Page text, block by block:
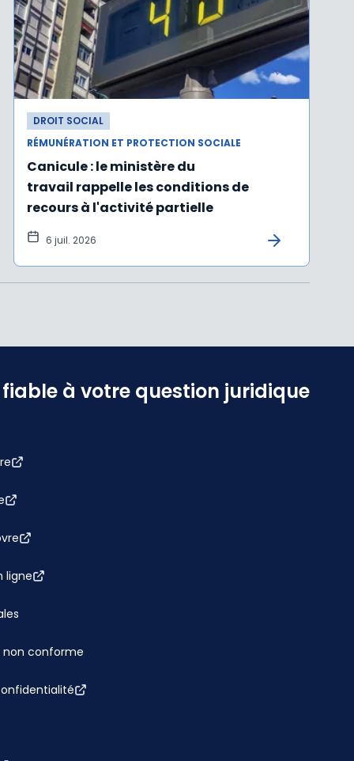
DROIT SOCIAL
RÉMUNÉRATION ET PROTECTION SOCIALE
Canicule : le ministère du
travail rappelle les conditions de
recours à l'activité partielle
6 juil. 2026
à votre question juridique
ligne
non conforme